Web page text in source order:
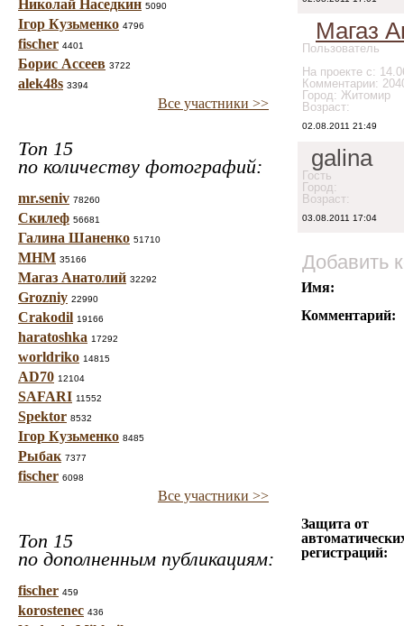
Николай Наседкин 5090
Ігор Кузьменко 4796
fischer 4401
Борис Ассеев 3722
alek48s 3394
Все участники >>
Топ 15
по количеству фотографий:
mr.seniv 78260
Скилеф 56681
Галина Шаненко 51710
МНМ 35166
Магаз Анатолий 32292
Grozniy 22990
Crakodil 19166
haratoshka 17292
worldriko 14815
AD70 12104
SAFARI 11552
Spektor 8532
Ігор Кузьменко 8485
Рыбак 7377
fischer 6098
Все участники >>
Топ 15
по дополненным публикациям:
fischer 459
korostenec 436
Магаз
Пользователь
На проекте с:
Комментарии:
Город: Житомир
Возраст:
02.08.2011 21:49
galina
Гость
Город:
Возраст:
03.08.2011 17:04
Добавить
Имя:
Комментарий:
Защита от
регистраций: